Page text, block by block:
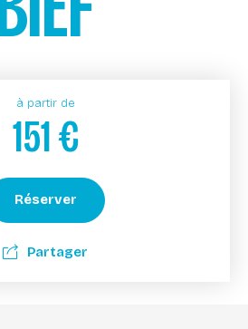
à partir de
151€
Réserver
Partager